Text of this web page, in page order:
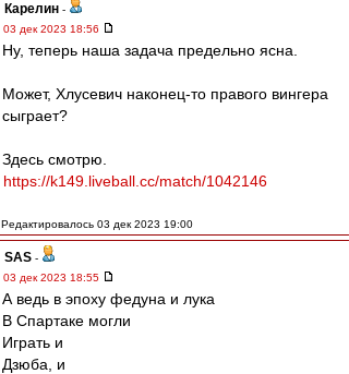
Карелин -
03 дек 2023 18:56
Ну, теперь наша задача предельно ясна.
Может, Хлусевич наконец-то правого вингера
сыграет?
Здесь смотрю.
https://k149.liveball.cc/match/1042146
Редактировалось 03 дек 2023 19:00
SAS -
03 дек 2023 18:55
А ведь в эпоху федуна и лука
В Спартаке могли
Играть и
Дзюба, и